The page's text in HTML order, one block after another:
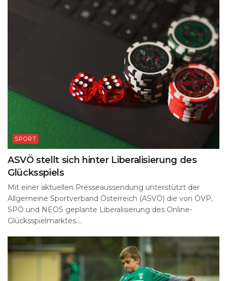
SPORT
ASVÖ stellt sich hinter Liberalisierung des
Glücksspiels
Mit einer aktuellen Presseaussendung unterstützt der
Allgemeine Sportverband Österreich (ASVÖ) die von ÖVP,
SPÖ und NEOS geplante Liberalisierung des Online-
Glücksspielmarktes....